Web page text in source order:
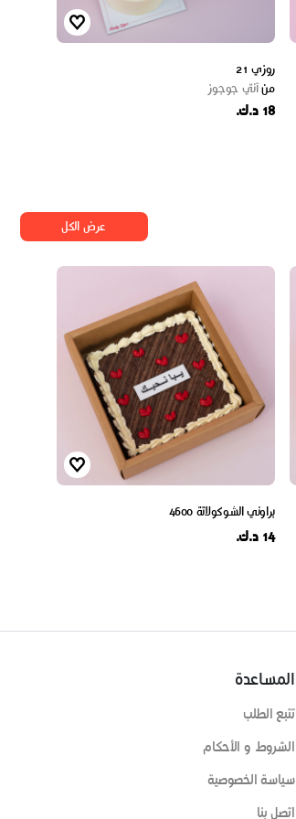
روزي 21
منآنتي جوجوز
18 د.ك.
عرض الكل
براوني الشوكولاتة 4600
14 د.ك.
المساعدة
تتبع الطلب
الشروط و الأحكام
سياسة الخصوصية
اتصل بنا